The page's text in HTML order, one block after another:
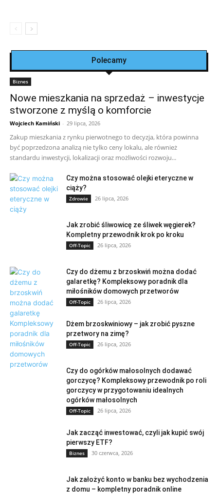
Polecamy
Biznes
Nowe mieszkania na sprzedaż – inwestycje
stworzone z myślą o komforcie
Wojciech Kamiński - 29 lipca, 2026
Zakup mieszkania z rynku pierwotnego to decyzja, która powinna
być poprzedzona analizą nie tylko ceny lokalu, ale również
standardu inwestycji, lokalizacji oraz możliwości rozwoju...
Czy można stosować olejki eteryczne w
ciąży?
Zdrowie 26 lipca, 2026
Jak zrobić śliwowicę ze śliwek węgierek?
Kompletny przewodnik krok po kroku
Off-Topic 26 lipca, 2026
Czy do dżemu z brzoskwiń można dodać
galaretkę? Kompleksowy poradnik dla
miłośników domowych przetworów
Off-Topic 26 lipca, 2026
Dżem brzoskwiniowy – jak zrobić pyszne
przetwory na zimę?
Off-Topic 26 lipca, 2026
Czy do ogórków małosolnych dodawać
gorczycę? Kompleksowy przewodnik po roli
gorczycy w przygotowaniu idealnych
ogórków małosolnych
Off-Topic 26 lipca, 2026
Jak zacząć inwestować, czyli jak kupić swój
pierwszy ETF?
Biznes 30 czerwca, 2026
Jak założyć konto w banku bez wychodzenia
z domu – kompletny poradnik online